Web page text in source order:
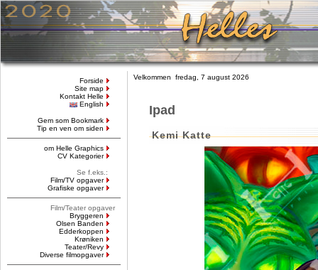
Forside
Site map
Kontakt Helle
English
Gem som Bookmark
Tip en ven om siden
om Helle Graphics
CV Kategorier
Se f.eks.:
Film/TV opgaver
Grafiske opgaver
Film/Teater opgaver
Bryggeren
Olsen Banden
Edderkoppen
Krøniken
Teater/Revy
Diverse filmopgaver
Velkommen fredag, 7 august 2026
Ipad
Kemi Katte